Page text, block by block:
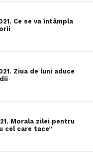
Ce se va întâmpla
Ziua de luni aduce
Morala zilei pentru
cel care tace”